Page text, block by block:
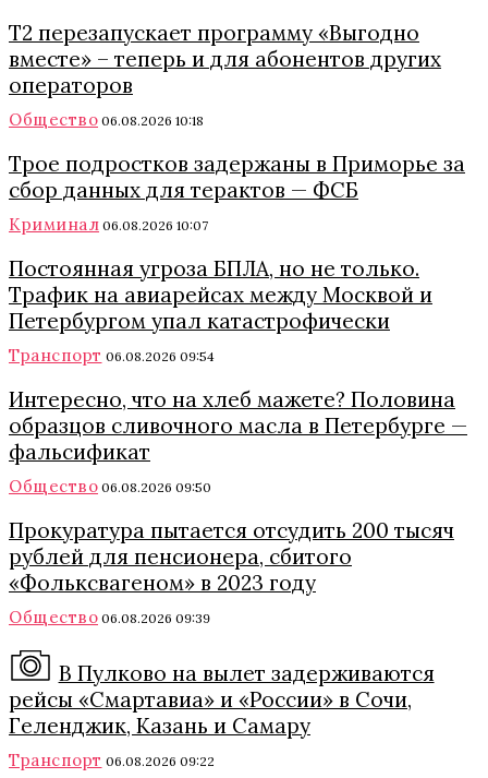
Т2 перезапускает программу «Выгодно
вместе» – теперь и для абонентов других
операторов
Общество 06.08.2026 10:18
Трое подростков задержаны в Приморье за
сбор данных для терактов — ФСБ
Криминал 06.08.2026 10:07
Постоянная угроза БПЛА, но не только.
Трафик на авиарейсах между Москвой и
Петербургом упал катастрофически
Транспорт 06.08.2026 09:54
Интересно, что на хлеб мажете? Половина
образцов сливочного масла в Петербурге —
фальсификат
Общество 06.08.2026 09:50
Прокуратура пытается отсудить 200 тысяч
рублей для пенсионера, сбитого
«Фольксвагеном» в 2023 году
Общество 06.08.2026 09:39
В Пулково на вылет задерживаются
рейсы «Смартавиа» и «России» в Сочи,
Геленджик, Казань и Самару
Транспорт 06.08.2026 09:22